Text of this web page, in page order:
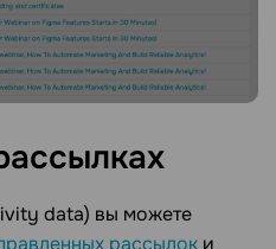
data) вы можете
рассылок и